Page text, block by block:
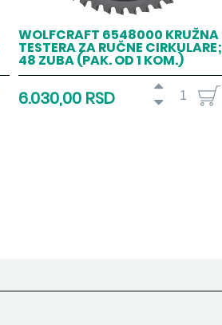
WOLFCRAFT 6548000 KRUŽNA
TESTERA ZA RUČNE CIRKULARE;
48 ZUBA (PAK. OD 1 KOM.)
6.030,00 RSD